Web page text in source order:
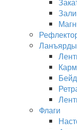
Ланъярды
Флаги